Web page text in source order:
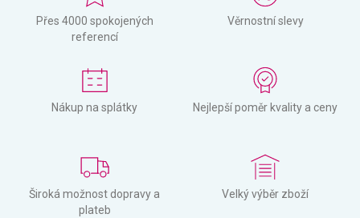
Přes 4000 spokojených
referencí
Věrnostní slevy
Nákup na splátky Nejlepší poměr kvality a ceny
Široká možnost dopravy a
plateb
Velký výběr zboží